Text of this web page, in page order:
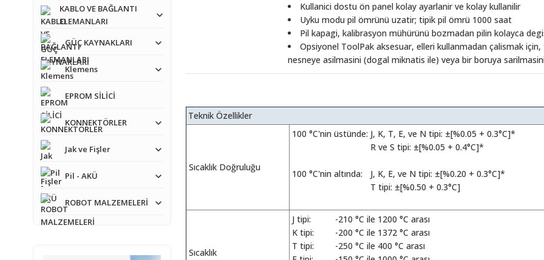
KABLO VE BAĞLANTI
ELEMANLARI
GÜÇ KAYNAKLARI
Klemens
EPROM SİLİCİ
KONNEKTÖRLER
Jak ve Fişler
Pil - AKÜ
ROBOT MALZEMELERİ
Kullanici dostu ön panel kolay ayarlanir ve kolay kullanilir
Uyku modu pil ömrünü uzatir; tipik pil ömrü 1000 saat
Pil kapagi, kalibrasyon mühürünü bozmadan pilin kolayca
Opsiyonel ToolPak aksesuar, elleri kullanmadan çalismak
nesneye asilmasini (dogal miknatis ile) veya bir boruya
Teknik Özellikler
Sıcaklık Doğruluğu
100 °C'nin üstünde: J, K, T, E, ve N tipi: ±[%0.05 + 0.3°C]*
R ve S tipi: ±[%0.05 + 0.4°C]*
100 °C'nin altında:
J, K, E, ve N tipi: ±[%0.20 + 0.3°C]*
T tipi: ±[%0.50 + 0.3°C]
Sıcaklık
J tipi:
-210 °C ile 1200 °C arası
K tipi:
-200 °C ile 1372 °C arası
T tipi:
-250 °C ile 400 °C arası